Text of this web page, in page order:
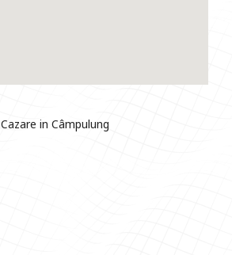
Cazare in Câmpulung